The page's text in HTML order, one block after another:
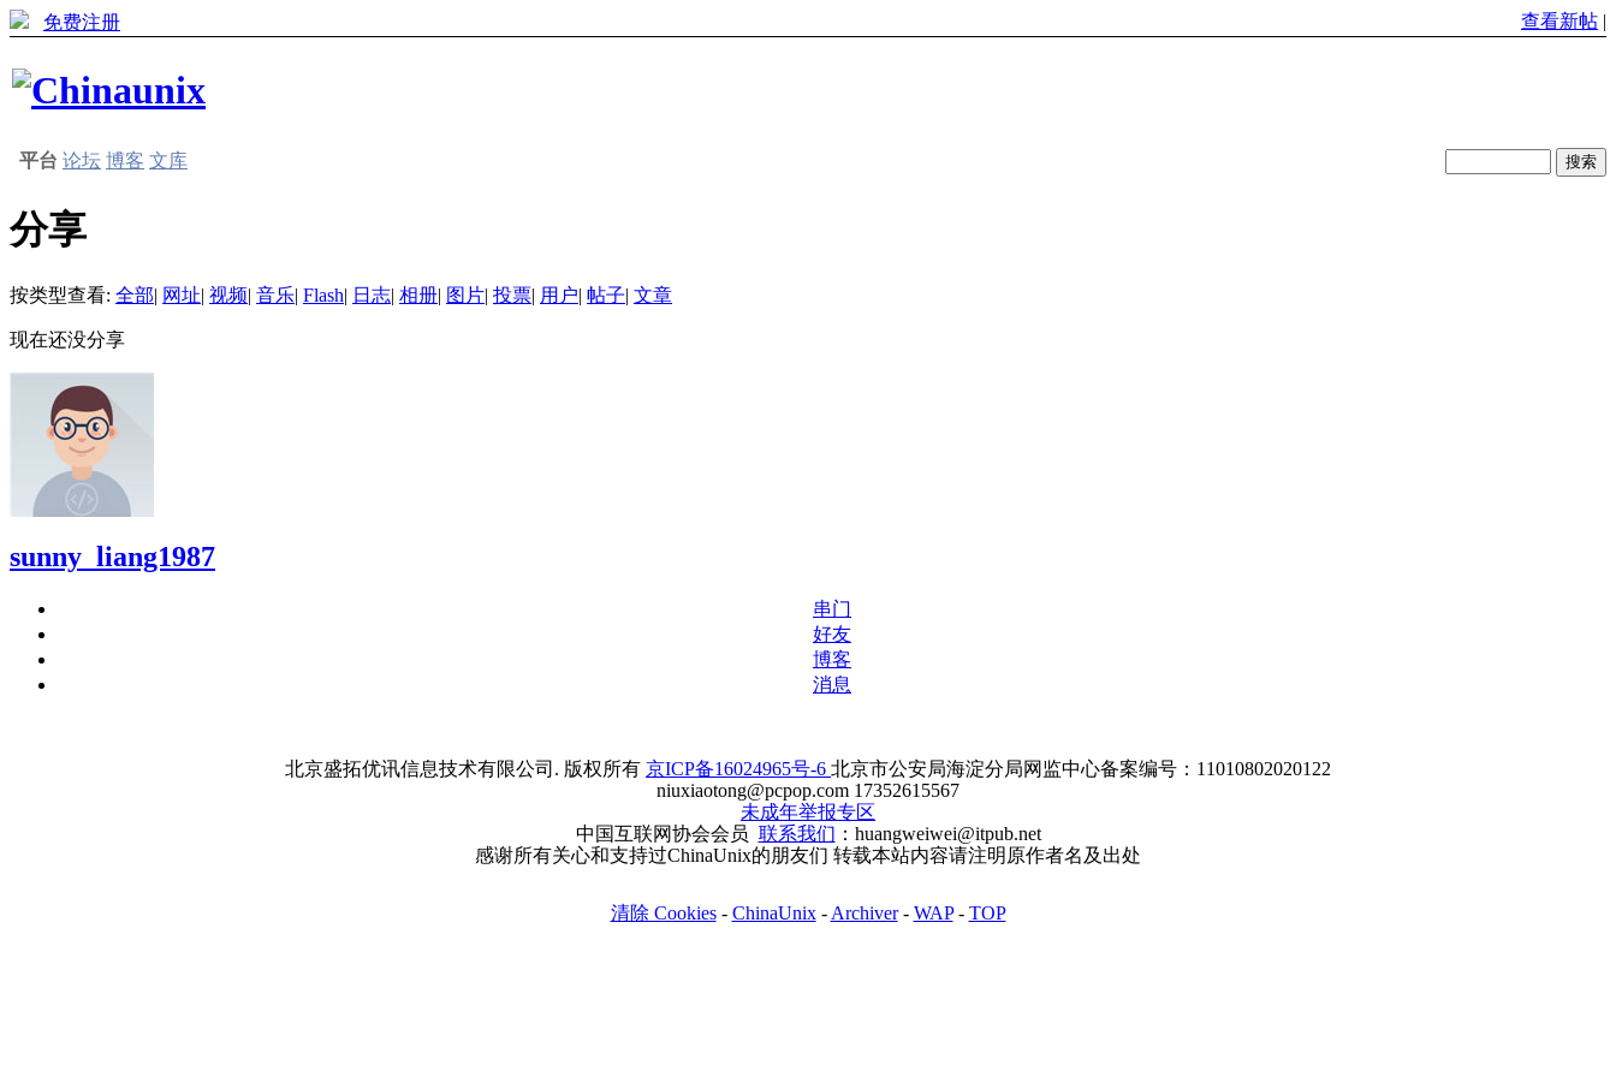
免费注册 查看新帖 |
平台 论坛 博客 文库
分享
按类型查看: 全部| 网址| 视频| 音乐| Flash| 日志| 相册| 图片| 投票| 用户| 帖子| 文章
现在还没分享
sunny_liang1987
串门
好友
博客
消息
北京盛拓优讯信息技术有限公司. 版权所有 京ICP备16024965号-6 北京市公安局海淀分局网监中心备案编号：11010802020122
niuxiaotong@pcpop.com 17352615567
未成年举报专区
中国互联网协会会员 联系我们 ：huangweiwei@itpub.net
感谢所有关心和支持过ChinaUnix的朋友们 转载本站内容请注明原作者名及出处
清除 Cookies- ChinaUnix- Archiver- WAP- TOP